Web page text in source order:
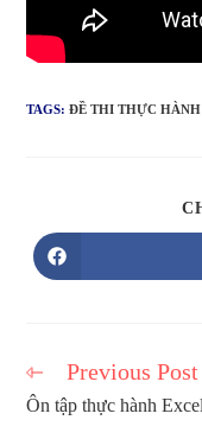
TAGS:ĐỀ THI THỰC
Read
more
articles
Previous Post
Ôn tập thực hành